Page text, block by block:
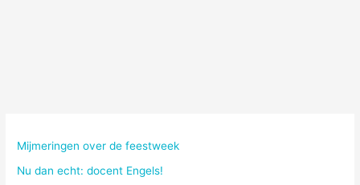
Mijmeringen over de feestweek
Nu dan echt: docent Engels!